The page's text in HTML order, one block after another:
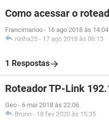
Como acessar o
Francimarioo - 16 ago 2018 às 14:04
ninha25 - 17 ago 2018 às 06:13
1 Respostas
Roteador TP-Link
Geo - 6 mai 2018 às 22:06
Bruno - 18 fev 2020 às 15:35